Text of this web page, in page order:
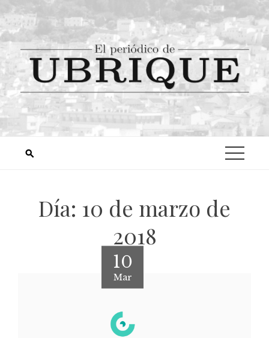
Día: 10 de marzo de
2018
10
Mar